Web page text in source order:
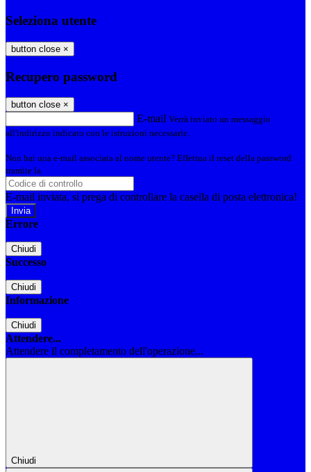
Seleziona utente
button close ×
Recupero password
button close ×
E-mail Verrà inviato un messaggio
all'indirizzo indicato con le istruzioni necessarie.
Non hai una e-mail associata al nome utente? Effettua il reset della password
tramite la
E-mail inviata, si prega di controllare la casella di posta elettronica!
Errore
Chiudi
Successo
Chiudi
Informazione
Chiudi
Attendere...
Attendere il completamento dell'operazione...
Chiudi